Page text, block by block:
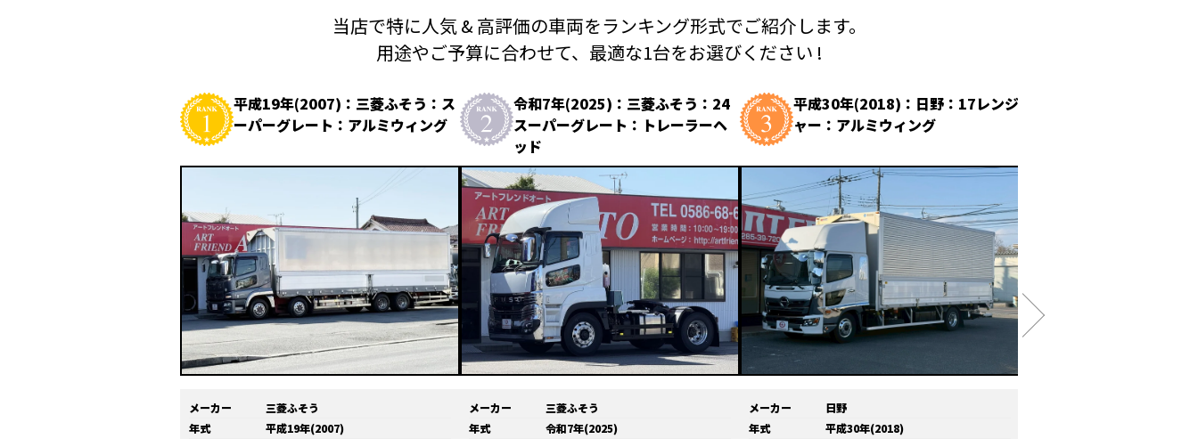
当店で特に人気 & 高評価の車両をランキング形式でご紹介します。
用途やご予算に合わせて、 最適な1台をお選びください !
平成19年(2007)：三菱ふそう：ス
ーパーグレート：アルミウィング
メーカー
三菱ふそう
年式
平成19年(2007)
令和7年(2025)：三菱ふそう：24
スーパーグレート：トレーラーヘ
ッド
メーカー
三菱ふそう
年式
令和7年(2025)
平成30年(2018)：日野：17レンジ
ャー：アルミウィング
メーカー
日野
年式
平成30年(2018)